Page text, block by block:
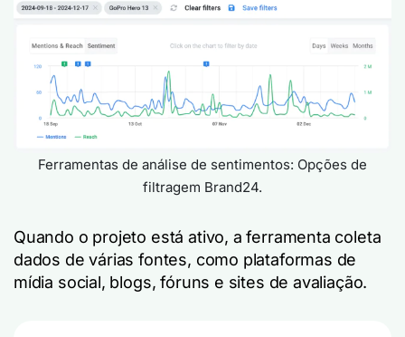
Ferramentas de análise de sentimentos: Opções de
filtragem Brand24.
Quando o projeto está ativo, a ferramenta coleta
dados de várias fontes, como plataformas de
mídia social, blogs, fóruns e sites de avaliação.